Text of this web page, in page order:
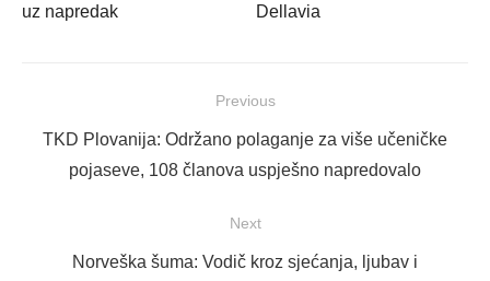
uz napredak
Dellavia
objava
Previous
Previous
TKD Plovanija: Održano polaganje za više učeničke
pojaseve, 108 članova uspješno napredovalo
Next
Norveška šuma: Vodič kroz sjećanja, ljubav i